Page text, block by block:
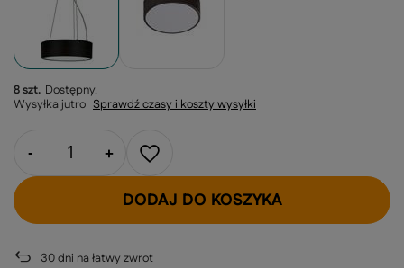
8 szt. Dostępny
Wysyłka jutro Sprawdź czasy i koszty wysyłki
- +
DODAJ DO KOSZYKA
30dni na łatwy zwrot